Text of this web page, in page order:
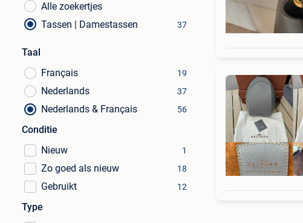
Alle zoekertjes
Tassen | Damestassen
37
Taal
Français
19
Nederlands 37
Nederlands & Français 56
Conditie
Nieuw
1
Zo goed als nieuw 18
Gebruikt 12
Type